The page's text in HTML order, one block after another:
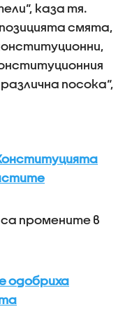
каза тя.
смята,
посока“,
промените в
одобриха